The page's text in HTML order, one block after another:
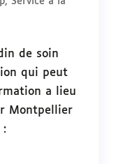
de soin
qui peut
a lieu
Montpellier
: